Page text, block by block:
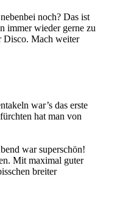
noch? Das ist
immer wieder gerne zu
Disco. Mach weiter
war’s das erste
hat man von
war superschön!
Mit maximal guter
breiter